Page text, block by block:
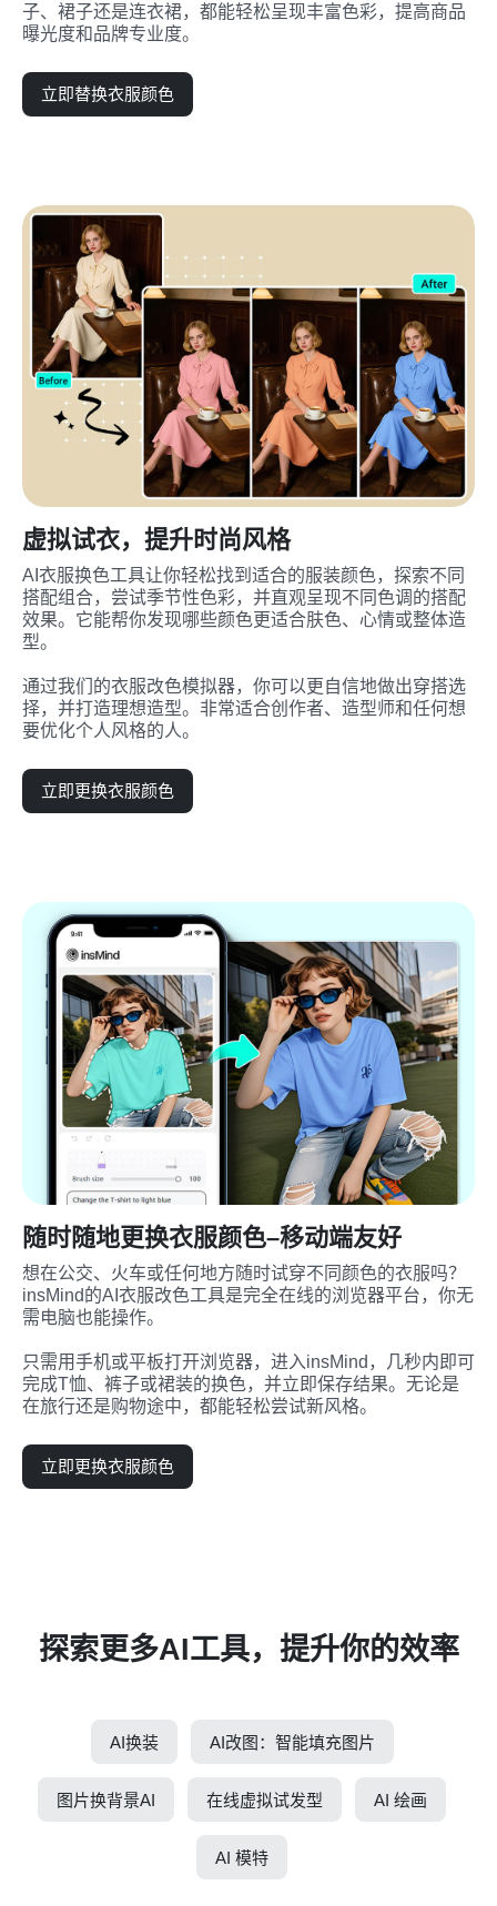
子、裙子还是连衣裙，都能轻松呈现丰富色彩，提高商品
曝光度和品牌专业度。
立即替换衣服颜色
虚拟试衣，提升时尚风格
AI衣服换色工具让你轻松找到适合的服装颜色，探索不同
搭配组合，尝试季节性色彩，并直观呈现不同色调的搭配
效果。它能帮你发现哪些颜色更适合肤色、心情或整体造
型。
通过我们的衣服改色模拟器，你可以更自信地做出穿搭选
择，并打造理想造型。非常适合创作者、造型师和任何想
要优化个人风格的人。
立即更换衣服颜色
随时随地更换衣服颜色–移动端友好
想在公交、火车或任何地方随时试穿不同颜色的衣服吗？
insMind的AI衣服改色工具是完全在线的浏览器平台，你无
需电脑也能操作。
只需用手机或平板打开浏览器，进入insMind，几秒内即可
完成T恤、裤子或裙装的换色，并立即保存结果。无论是
在旅行还是购物途中，都能轻松尝试新风格。
立即更换衣服颜色
探索更多AI工具，提升你的效率
AI换装 AI改图：智能填充图片
图片换背景AI 在线虚拟试发型 AI 绘画
AI 模特